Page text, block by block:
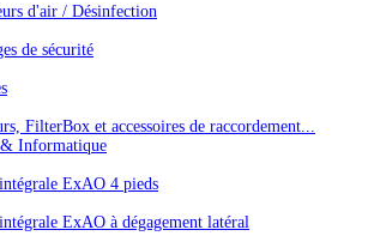
d'air / Désinfection
de sécurité
FilterBox et accessoires de raccordement...
Informatique
ExAO 4 pieds
ExAO à dégagement latéral